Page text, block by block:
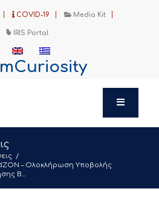
COVID-19 Media Kit
IRIS Portal
/
– Ολοκλήρωση Υποβολής
B...